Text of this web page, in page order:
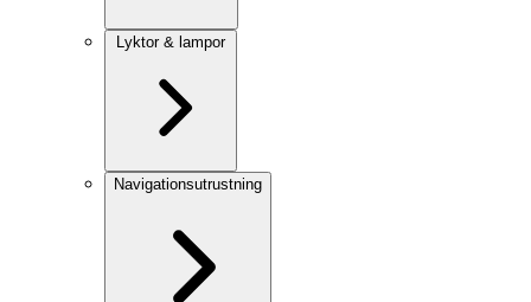
Lyktor & lampor
Navigationsutrustning